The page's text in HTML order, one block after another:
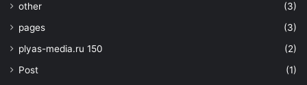
other
(3)
pages
(3)
plyas-media.ru 150
(2)
Post
(1)